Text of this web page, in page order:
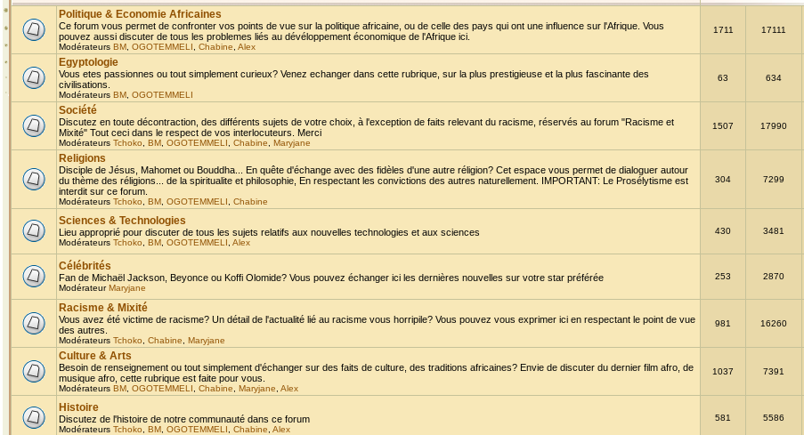
Politique & Economie Africaines
Ce forum vous permet de confronter vos points de vue sur la politique africaine, ou de celle des pays qui ont une influence sur l'Afrique. Vous
pouvez aussi discuter de tous les problemes liés au dévéloppement économique de l'Afrique ici.
Modérateurs BM OGOTEMMELI Chabine Alex
1711 17111
Egyptologie
Vous etes passionnes ou tout simplement curieux? Venez echanger dans cette rubrique, sur la plus prestigieuse et la plus fascinante des
civilisations.
Modérateurs BM OGOTEMMELI
63 634
Société
Discutez en toute décontraction, des différents sujets de votre choix, à l'exception de faits relevant du racisme, réservés au forum "Racisme et
Mixité" Tout ceci dans le respect de vos interlocuteurs. Merci
Modérateurs Tchoko BM OGOTEMMELI Chabine Maryjane
1507 17990
Religions
Disciple de Jésus, Mahomet ou Bouddha... En quête d'échange avec des fidèles d'une autre réligion? Cet espace vous permet de dialoguer autour
du thème des réligions... de la spiritualite et philosophie, En respectant les convictions des autres naturellement. IMPORTANT: Le Prosélytisme est
interdit sur ce forum.
Modérateurs Tchoko BM OGOTEMMELI Chabine
304 7299
Sciences & Technologies
Lieu approprié pour discuter de tous les sujets relatifs aux nouvelles technologies et aux sciences
Modérateurs Tchoko BM OGOTEMMELI Alex
430 3481
Célébrités
Fan de Michaël Jackson, Beyonce ou Koffi Olomide? Vous pouvez échanger ici les dernières nouvelles sur votre star préférée
ModérateurMaryjane
253 2870
Racisme & Mixité
Vous avez été victime de racisme? Un détail de l'actualité lié au racisme vous horripile? Vous pouvez vous exprimer ici en respectant le point de vue
des autres.
Modérateurs Tchoko Chabine Maryjane
981 16260
Culture & Arts
Besoin de renseignement ou tout simplement d'échanger sur des faits de culture, des traditions africaines? Envie de discuter du dernier film afro, de
musique afro, cette rubrique est faite pour vous.
Modérateurs BM OGOTEMMELI Chabine Maryjane Alex
1037 7391
Histoire
Discutez de l'histoire de notre communauté dans ce forum
Modérateurs Tchoko BM OGOTEMMELI Chabine Alex
581 5586